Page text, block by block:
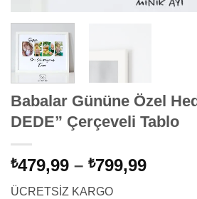
Babalar Gününe Özel
DEDE” Çerçeveli Tablo
₺479,99 – ₺799,99Fiyat
ÜCRETSİZ KARGO